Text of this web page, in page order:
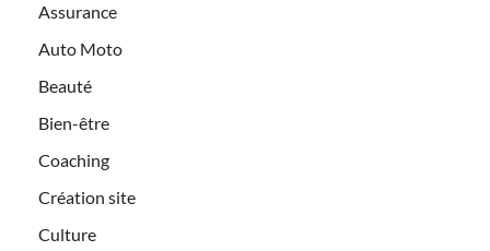
Assurance
Auto Moto
Beauté
Bien-être
Coaching
Création site
Culture